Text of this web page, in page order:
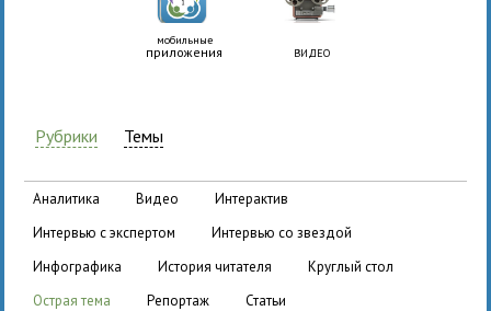
мобильные
приложения ВИДЕО
Рубрики Темы
аналитика видео
интерактив
интервью с экспертом
интервью со звездой
инфографика
история читателя
круглый стол
острая тема
репортаж статьи